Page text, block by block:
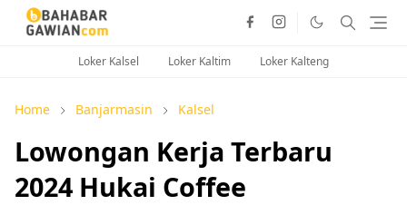
Loker Kalsel Loker Kaltim Loker Kalteng
Home Banjarmasin Kalsel
Lowongan Kerja Terbaru
2024 Hukai Coffee